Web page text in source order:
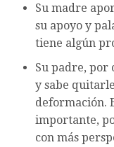
Su madre
su apoyo y
tiene algún
Su padre, por
y sabe
deformación.
importante,
con más